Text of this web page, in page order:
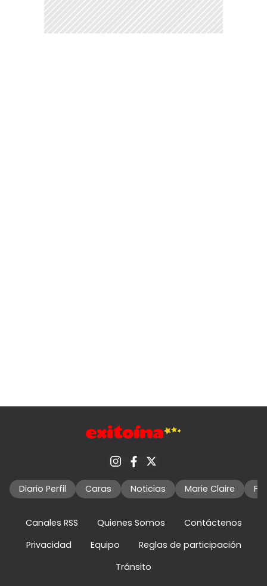
Diario Perfil Caras Noticias Marie Claire
Canales RSS Quienes Somos
Contáctenos
Privacidad
Equipo
Reglas de participación
Tránsito